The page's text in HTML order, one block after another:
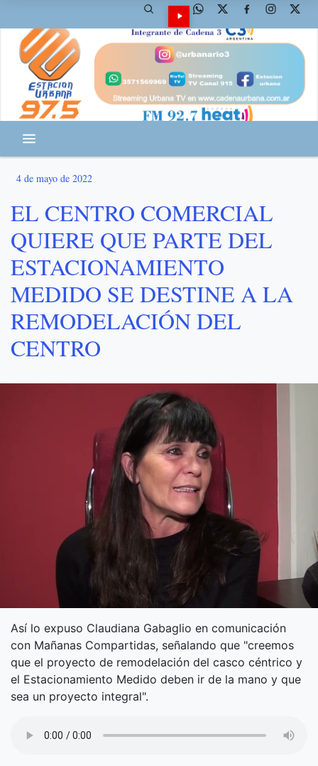
4 de mayo de 2022
EL CENTRO COMERCIAL
QUIERE QUE PARTE DEL
ESTACIONAMIENTO
MEDIDO SE DESTINE A LA
REMODELACIÓN DEL
CENTRO
Así lo expuso Claudiana Gabaglio en comunicación
con Mañanas Compartidas, señalando que "creemos
que el proyecto de remodelación del casco céntrico y
el Estacionamiento Medido deben ir de la mano y que
sea un proyecto integral".